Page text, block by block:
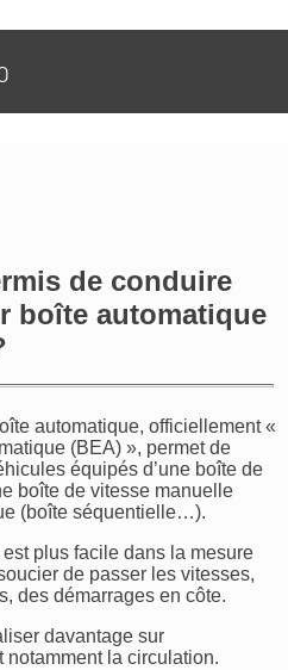
de conduire
boîte automatique
automatique, officiellement «
(BEA) », permet de
équipés d’une boîte de
boîte de vitesse manuelle
(boîte séquentielle…).
plus facile dans la mesure
de passer les vitesses,
des démarrages en côte.
davantage sur
notamment la circulation.